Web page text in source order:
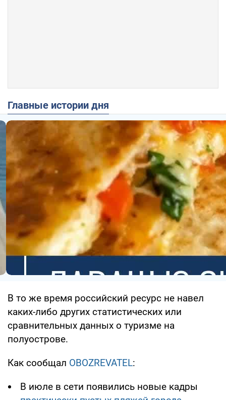
Главные истории дня
В то же время российский ресурс не навел
каких-либо других статистических или
сравнительных данных о туризме на
полуострове.
Как сообщал OBOZREVATEL:
В июле в сети появились новые кадры